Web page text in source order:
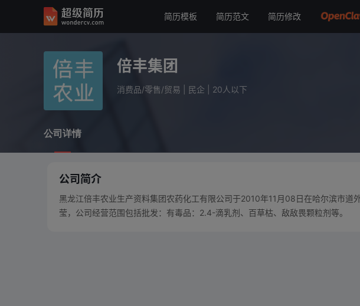
简历模板 简历范文 简历修改
倍丰集团
公司详情 倍丰集团
消费品/零售/贸易 民企 20人以下
公司详情
公司简介
黑龙江倍丰农业生产资料集团农药化工有限公司于2010年11月08日在哈尔滨市道
莹，公司经营范围包括批发：有毒品：2.4-滴乳剂、百草枯、敌敌畏颗粒剂等。